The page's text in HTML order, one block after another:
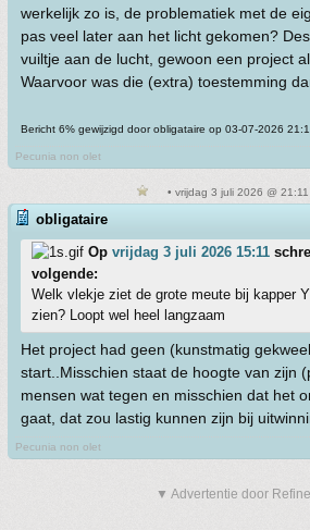
werkelijk zo is, de problematiek met de
pas veel later aan het licht gekomen?
vuiltje aan de lucht, gewoon een project
Waarvoor was die (extra) toestemming
Bericht 6% gewijzigd door obligataire op 03-07-2026
Pecunia non olet
• vrijdag 3 juli 2026 @ 21:11
obligataire
Op vrijdag 3 juli 2026 15:11
volgende:
Welk vlekje ziet de grote meute bij kapper
zien? Loopt wel heel langzaam
Het project had geen (kunstmatig
start..Misschien staat de hoogte van zijn
mensen wat tegen en misschien dat het
gaat, dat zou lastig kunnen zijn bij
Pecunia non olet
▼ Advertentie door